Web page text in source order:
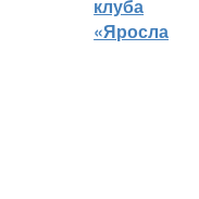
клуба
«Ярославич»